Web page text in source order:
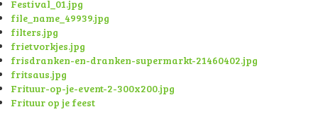
Festival_01.jpg
file_name_49939.jpg
filters.jpg
frietvorkjes.jpg
frisdranken-en-dranken-supermarkt-21460402.jpg
fritsaus.jpg
Frituur-op-je-event-2-300x200.jpg
Frituur op je feest